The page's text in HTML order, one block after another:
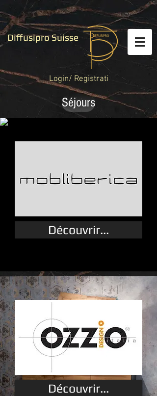
Diffusipro Suisse
Login/ Registrati
Séjours
Découvrir...
Découvrir...